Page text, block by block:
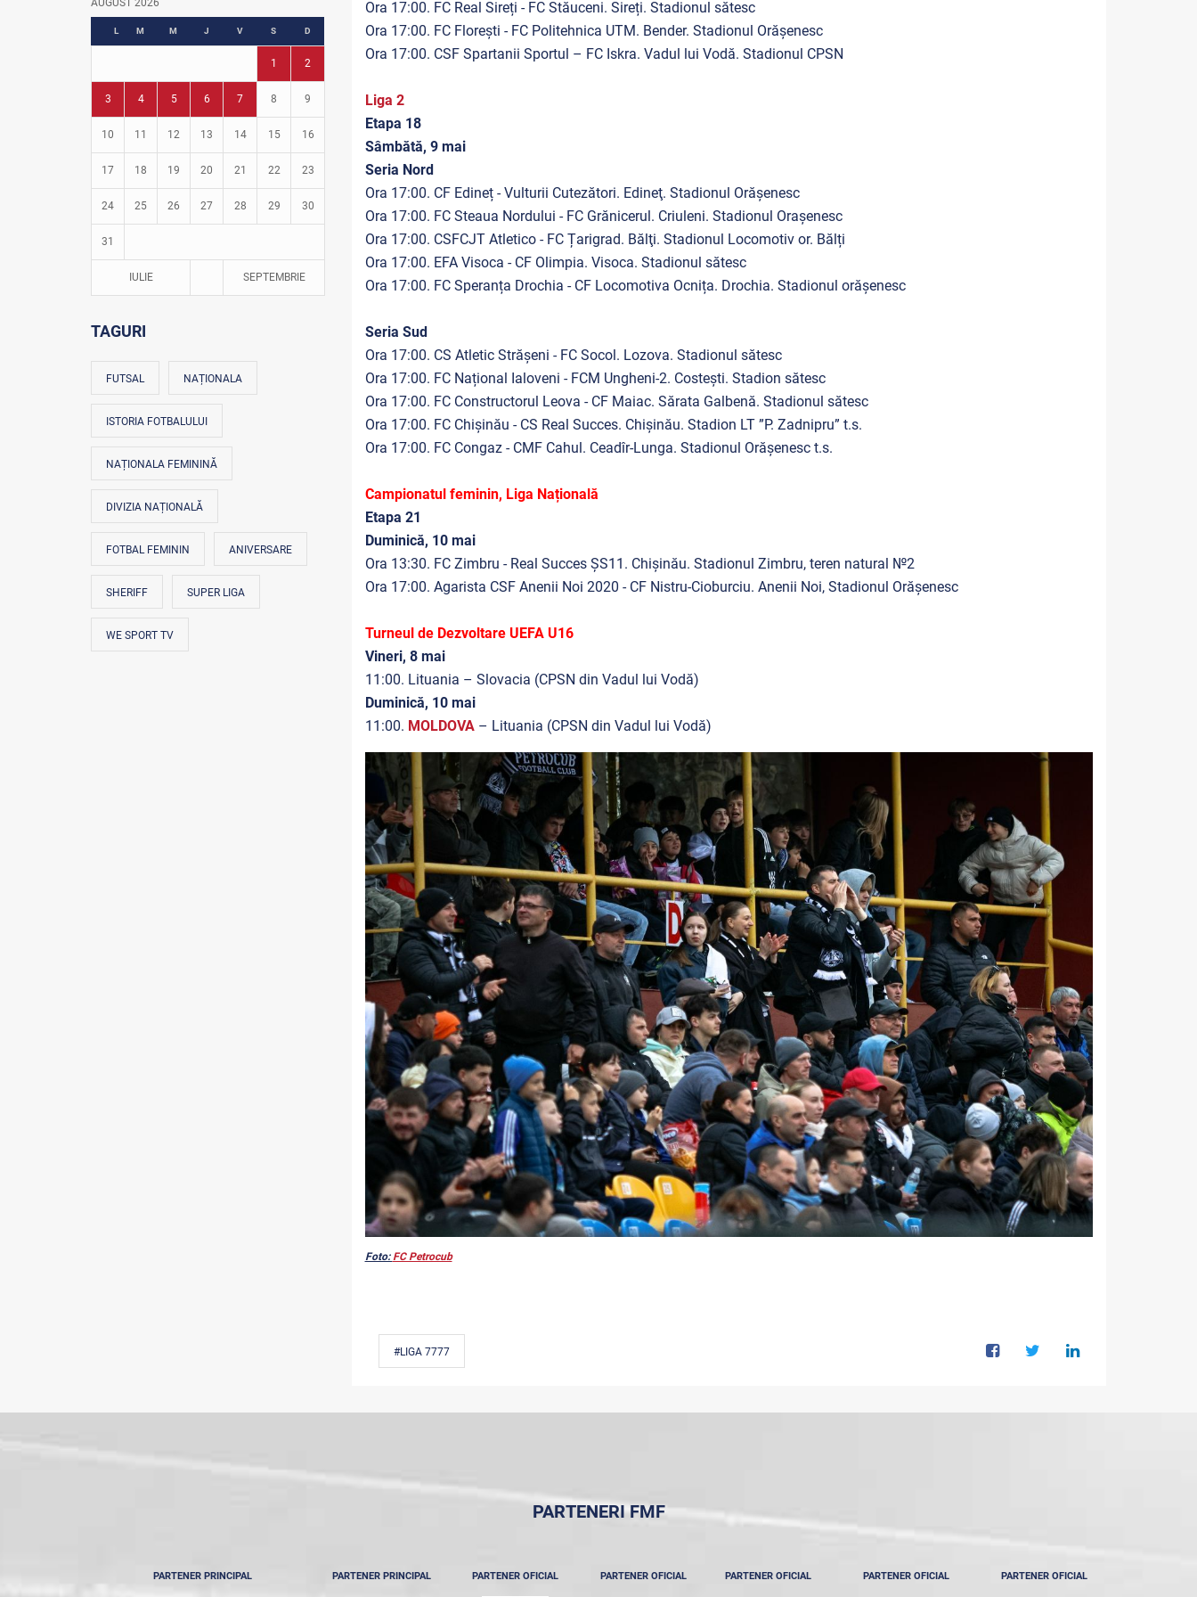
Fotbal în grădinițe
AUGUST 2026
L M M J V S D
1 2
3 4 5 6 7 8 9
10 11 12 13 14 15 16
17 18 19 20 21 22 23
24 25 26 27 28 29 30
31
IULIE SEPTEMBRIE
TAGURI
FUTSAL NAȚIONALA
ISTORIA FOTBALULUI
NAȚIONALA FEMININĂ
DIVIZIA NAȚIONALĂ
FOTBAL FEMININ ANIVERSARE
SHERIFF SUPER LIGA
WE SPORT TV
Ora 17:00. FC Real Sireți - FC Stăuceni. Sireți. Stadionul sătesc
Ora 17:00. FC Florești - FC Politehnica UTM. Bender. Stadionul Orășenesc
Ora 17:00. CSF Spartanii Sportul – FC Iskra. Vadul lui Vodă. Stadionul CPSN
Liga 2
Etapa 18
Sâmbătă, 9 mai
Seria Nord
Ora 17:00. CF Edineț - Vulturii Cutezători. Edineţ. Stadionul Orășenesc
Ora 17:00. FC Steaua Nordului - FC Grănicerul. Criuleni. Stadionul Orașenesc
Ora 17:00. CSFCJT Atletico - FC Țarigrad. Bălţi. Stadionul Locomotiv or. Bălți
Ora 17:00. EFA Visoca - CF Olimpia. Visoca. Stadionul sătesc
Ora 17:00. FC Speranța Drochia - CF Locomotiva Ocnița. Drochia. Stadionul orășenesc
Seria Sud
Ora 17:00. CS Atletic Strășeni - FC Socol. Lozova. Stadionul sătesc
Ora 17:00. FC Național Ialoveni - FCM Ungheni-2. Costeşti. Stadion sătesc
Ora 17:00. FC Constructorul Leova - CF Maiac. Sărata Galbenă. Stadionul sătesc
Ora 17:00. FC Chișinău - CS Real Succes. Chişinău. Stadion LT ”P. Zadnipru” t.s.
Ora 17:00. FC Congaz - CMF Cahul. Ceadîr-Lunga. Stadionul Orășenesc t.s.
Campionatul feminin, Liga Națională
Etapa 21
Duminică, 10 mai
Ora 13:30. FC Zimbru - Real Succes ȘS11. Chișinău. Stadionul Zimbru, teren natural №2
Ora 17:00. Agarista CSF Anenii Noi 2020 - CF Nistru-Cioburciu. Anenii Noi, Stadionul Orășenesc
Turneul de Dezvoltare UEFA U16
Vineri, 8 mai
11:00. Lituania – Slovacia (CPSN din Vadul lui Vodă)
Duminică, 10 mai
11:00. MOLDOVA– Lituania (CPSN din Vadul lui Vodă)
Foto: FC Petrocub
#LIGA 7777
PARTENERI FMF
PARTENER PRINCIPAL PARTENER PRINCIPAL PARTENER OFICIAL PARTENER OFICIAL PARTENER OFICIAL PARTENER OFICIAL PARTENER OFICIAL